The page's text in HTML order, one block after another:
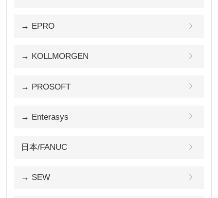
→ EPRO
→ KOLLMORGEN
→ PROSOFT
→ Enterasys
日本/FANUC
→ SEW